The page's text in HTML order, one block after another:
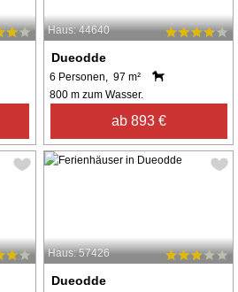
Haus: 44640
Dueodde
6 Personen, 97 m²
800 m zum Wasser.
ab 893 €
Haus: 57426
Dueodde